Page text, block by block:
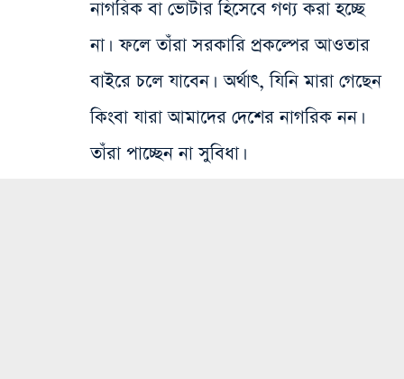
নাগরিক বা ভোটার হিসেবে গণ্য করা হচ্ছে
না। ফলে তাঁরা সরকারি প্রকল্পের আওতার
বাইরে চলে যাবেন। অর্থাৎ, ​যিনি মারা গেছেন
কিংবা যারা আমাদের দেশের নাগরিক নন।
তাঁরা পাচ্ছেন না সুবিধা।